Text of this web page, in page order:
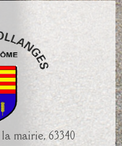
mairie, 63340